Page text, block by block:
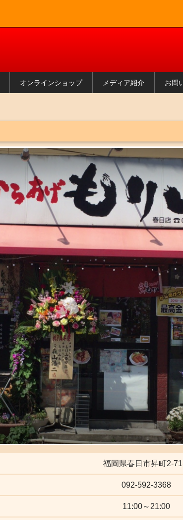
オンラインショップ メディア紹介 お問
福岡県春日市昇町2-
092-592-3368
11:00～21:00